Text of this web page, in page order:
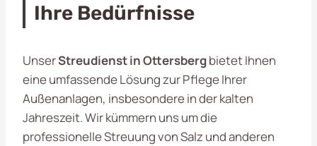
Ihre Bedürfnisse
UnserStreudienst in Ottersbergbietet Ihnen
eine umfassende Lösung zur Pflege Ihrer
Außenanlagen, insbesondere in der kalten
Jahreszeit. Wir kümmern uns um die
professionelle Streuung von Salz und anderen